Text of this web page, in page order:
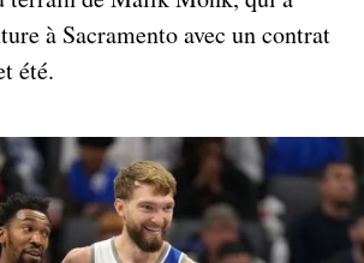
à Sacramento avec un contrat
été.